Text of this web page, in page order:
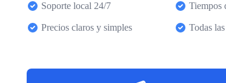
Soporte local 24/7 Tiempos
Precios claros y simples Todas